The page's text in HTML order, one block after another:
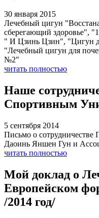
30 января 2015
Лечебный цигун
сберегающий здоровье",
" И Цзинь Цзин", "Цигун
"Лечебный цигун для
№2"
читать полностью
Наше
Спортивным
5 сентября 2014
Письмо о сотрудничестве
Даоинь Яншен Гун и
читать полностью
Мой доклад о
Европейском
/2014 год/